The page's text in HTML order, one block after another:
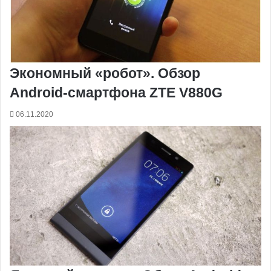
Экономный «робот». Обзор
Android-смартфона ZTE V880G
06.11.2020